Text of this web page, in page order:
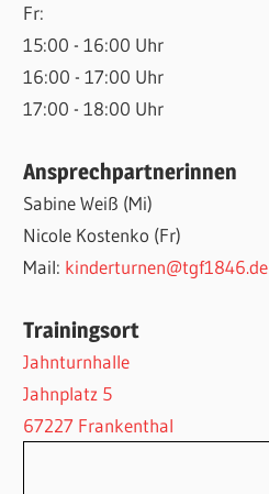
Fr:
15:00 - 16:00 Uhr
16:00 - 17:00 Uhr
17:00 - 18:00 Uhr
Ansprechpartnerinnen
Sabine Weiß (Mi)
Nicole Kostenko (Fr)
Mail: kinderturnen@tgf1846.de
Trainingsort
Jahnturnhalle
Jahnplatz 5
67227 Frankenthal